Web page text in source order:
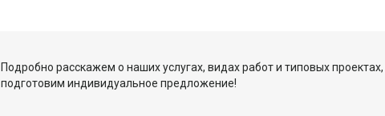
Подробно расскажем о наших услугах, видах работ и типовых
подготовим индивидуальное предложение!